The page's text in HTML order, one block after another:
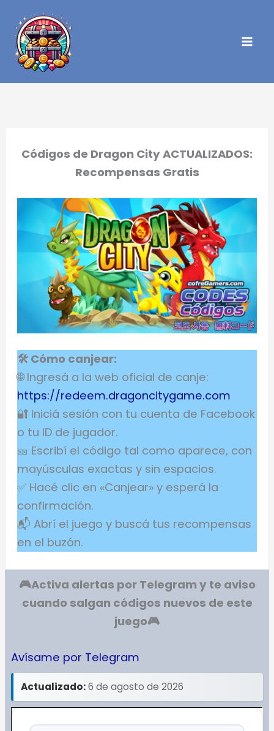
contenido
Códigos de Dragon City ACTUALIZADOS:
Recompensas Gratis
🛠 Cómo canjear:
🌐 Ingresá a la web oficial de canje:
https://redeem.dragoncitygame.com
🔐 Iniciá sesión con tu cuenta de Facebook
o tu ID de jugador.
🎫 Escribí el código tal como aparece, con
mayúsculas exactas y sin espacios.
✅ Hacé clic en «Canjear» y esperá la
confirmación.
📬 Abrí el juego y buscá tus recompensas
en el buzón.
🎮Activa alertas por Telegram y te aviso
cuando salgan códigos nuevos de este
juego🎮
Avísame por Telegram
Actualizado:6 de agosto de 2026